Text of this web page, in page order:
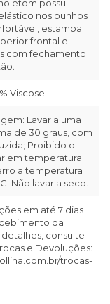
possui
nos punhos
estampa
frontal e
com fechamento
Viscose
Lavar a uma
de 30 graus, com
Proibido o
em temperatura
a temperatura
Não lavar a seco.
em até 7 dias
da
consulte
e Devoluções:
trocas-